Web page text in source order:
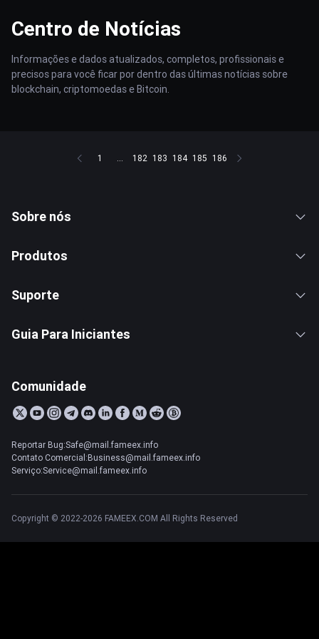
Centro de Notícias
Informações e dados atualizados, completos, profissionais e
precisos para você ficar por dentro das últimas notícias sobre
blockchain, criptomoedas e Bitcoin.
1 ... 182 183 184 185 186
Sobre nós
Produtos
Suporte
Guia Para Iniciantes
Comunidade
Reportar Bug:Safe@mail.fameex.info
Contato Comercial:Business@mail.fameex.info
Serviço:Service@mail.fameex.info
Copyright © 2022-2026 FAMEEX.COM All Rights Reserved